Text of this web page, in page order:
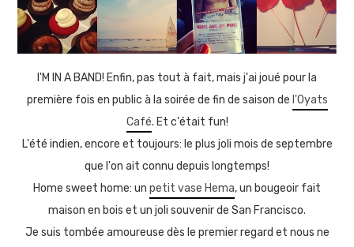
I'M IN A BAND! Enfin, pas tout à fait, mais j'ai joué pour la
première fois en public à la soirée de fin de saison de l'Oyats
Café. Et c'était fun!
L'été indien, encore et toujours: le plus joli mois de septembre
que l'on ait connu depuis longtemps!
Home sweet home: un petit vase Hema, un bougeoir fait
maison en bois et un joli souvenir de San Francisco.
Je suis tombée amoureuse dès le premier regard et nous ne